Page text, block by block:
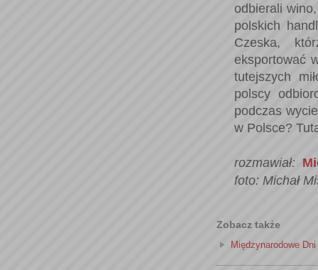
odbierali
polskich
Czeska,
eksportować
tutejszych
polscy
podczas
w Polsce?
rozmawiał:
foto: Michał
Zobacz także
Międzynarodowe